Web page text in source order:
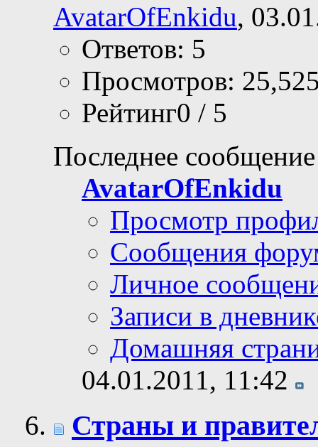
AvatarOfEnkidu,
Ответов: 5
Просмотров:
Рейтинг0 / 5
Последнее
AvatarOfEnkidu
Просмотр
Сообщения
Личное
Записи в
Домашняя
04.01.2011, 11:42
Страны и